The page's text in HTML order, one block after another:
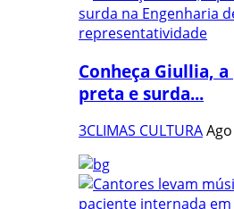
Conheça Giullia,
preta e surda...
3CLIMAS CULTURA